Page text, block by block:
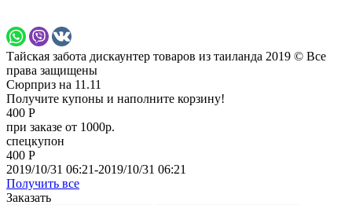
Тайская забота дискаунтер товаров из таиланда 2019 © Все
права защищены
Сюрприз на 11.11
Получите купоны и наполните корзину!
400 Р
при заказе от 1000р.
спецкупон
400 Р
2019/10/31 06:21-2019/10/31 06:21
Получить все
Заказать